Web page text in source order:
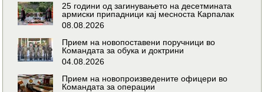
25 години од загинувањето на десетмината
армиски припадници кај месноста Карпалак
08.08.2026
Прием на новопоставени поручници во
Командата за обука и доктрини
04.08.2026
Прием на новопроизведените офицери во
Командата за операции